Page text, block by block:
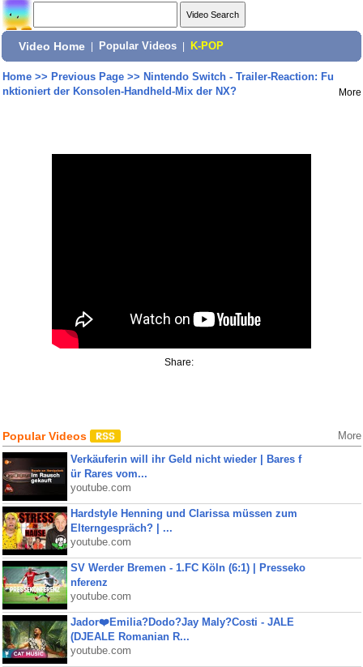
Video Home Popular Videos K-POP
Home>> Previous Page>> Nintendo Switch - Trailer-Reaction: Fu
nktioniert der Konsolen-Handheld-Mix der NX?
More
Share:
Popular Videos More
Verkäuferin will ihr Geld nicht wieder | Bares f
ür Rares vom...
youtube.com
Hardstyle Henning und Clarissa müssen zum
Elterngespräch? | ...
youtube.com
SV Werder Bremen - 1.FC Köln (6:1) | Presseko
nferenz
youtube.com
Jador❤️Emilia?Dodo?Jay Maly?Costi - JALE
(DJEALE Romanian R...
youtube.com